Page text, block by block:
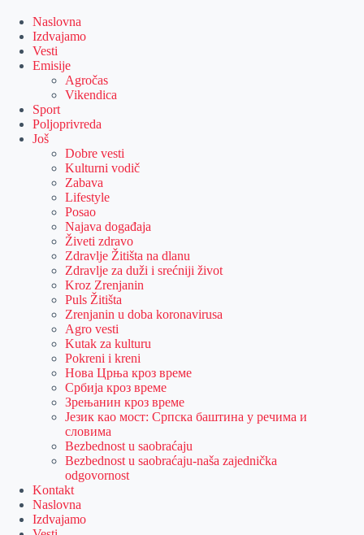
content
Naslovna
Izdvajamo
Vesti
Emisije
Agročas
Vikendica
Sport
Poljoprivreda
Još
Dobre vesti
Kulturni vodič
Zabava
Lifestyle
Posao
Najava događaja
Živeti zdravo
Zdravlje Žitišta na dlanu
Zdravlje za duži i srećniji život
Kroz Zrenjanin
Puls Žitišta
Zrenjanin u doba koronavirusa
Agro vesti
Kutak za kulturu
Pokreni i kreni
Нова Црња кроз време
Србија кроз време
Зрењанин кроз време
Језик као мост: Српска баштина у речима и
словима
Bezbednost u saobraćaju
Bezbednost u saobraćaju-naša zajednička
odgovornost
Kontakt
Naslovna
Izdvajamo